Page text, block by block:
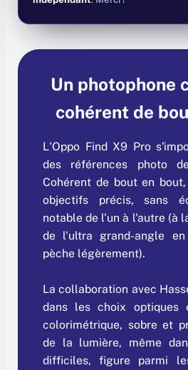
Un photophone
cohérent de
L'Oppo Find X9 Pro
des références photo
Cohérent de bout en
objectifs précis, sans
notable de l'un à l'autre (à
de l'ultra grand-angle
pèche légèrement).
La collaboration avec
dans les choix optiques
colorimétrique, sobre et
de la lumière, même
difficiles, figure parmi